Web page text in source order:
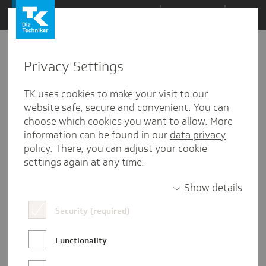
Zum
Inhalt
springen
Rebecca Vaneeva
Rebecca Vaneeva ist Praktikantin in der
externen Kommunikation der TK und
Privacy Settings
TK uses cookies to make your visit to our
website safe, secure and convenient. You can
choose which cookies you want to allow. More
information can be found in our data privacy
policy. There, you can adjust your cookie
settings again at any time.
Show details
Security (required)
Functionality